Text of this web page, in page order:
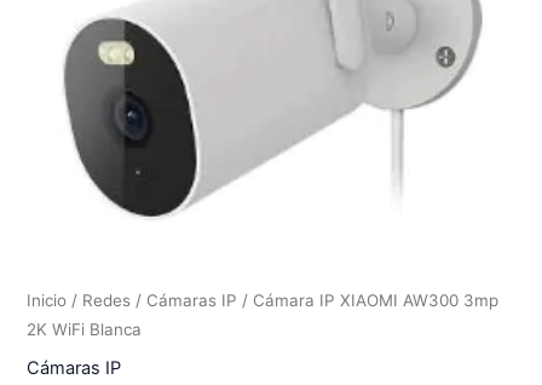
Inicio / Redes / Cámaras IP / Cámara IP XIAOMI AW300 3mp
2K WiFi Blanca
Cámaras IP